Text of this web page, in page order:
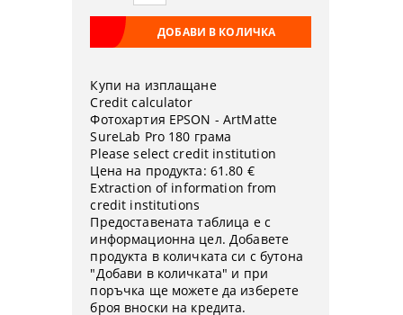
Купи на изплащане
Credit calculator
Фотохартия EPSON - ArtMatte
SureLab Pro 180 грама
Please select credit institution
Цена на продукта: 61.80 €
Extraction of information from
credit institutions
Предоставената таблица е с
информационна цел. Добавете
продукта в количката си с бутона
"Добави в количката" и при
поръчка ще можете да изберете
броя вноски на кредита.